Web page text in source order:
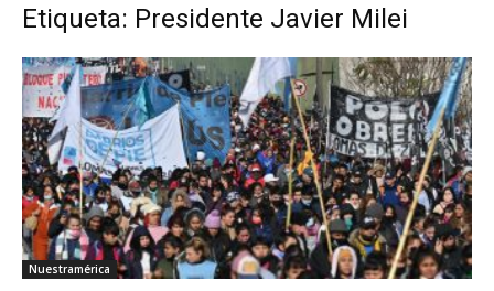
Etiqueta: Presidente Javier Milei
Nuestramérica